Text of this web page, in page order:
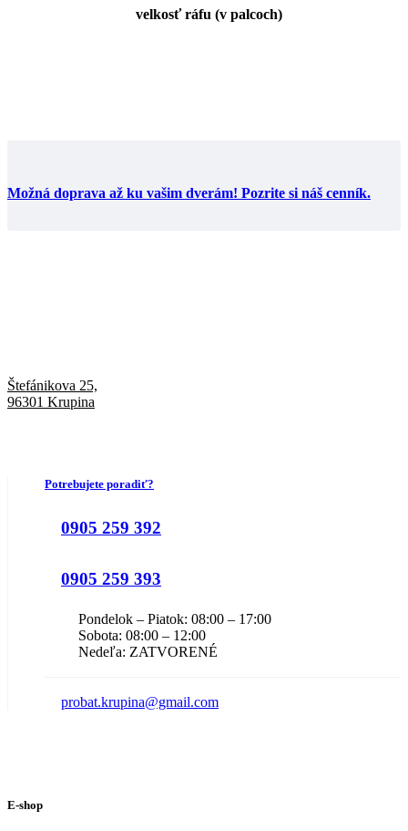
velkosť ráfu (v palcoch)
Možná doprava až ku vašim dverám! Pozrite si náš cenník.
Štefánikova 25,
96301 Krupina
Potrebujete poradiť?
0905 259 392
0905 259 393
Pondelok – Piatok: 08:00 – 17:00
Sobota: 08:00 – 12:00
Nedeľa: ZATVORENÉ
probat.krupina@gmail.com
E-shop